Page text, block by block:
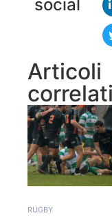
social
Articoli
correlati
RUGBY